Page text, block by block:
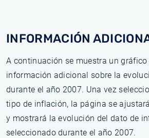
INFORMACIÓN
A continuación se muestra un
información adicional sobre la
durante el año 2007. Una vez
tipo de inflación, la página se
y mostrará la evolución del dato de
seleccionado durante el año 2007.